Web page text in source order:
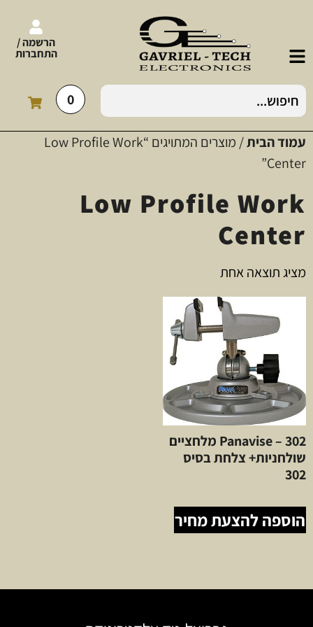
הרשמה /
התחברות
0
עמוד הבית
/ מוצרים המתויגים “Low Profile Work
Center”
Low Profile Work
Center
מציג תוצאה אחת
302 – Panavise מלחציים
שולחניות+ צלחת בסיס
302
הוספה להצעת מחיר